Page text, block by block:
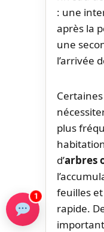
: une
après la
une
l’arrivée
plus
d’arbres
feuilles
rapide.
1